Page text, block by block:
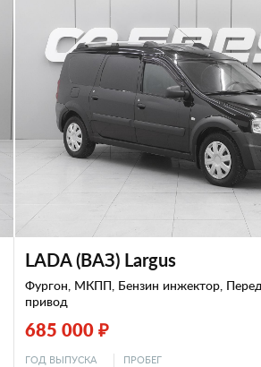
LADA (ВАЗ) Largus
Фургон, МКПП, Бензин инжектор,
привод
685 000 ₽
ГОД ВЫПУСКА ПРОБЕГ